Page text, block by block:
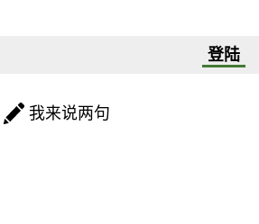
登陆
我来说两句